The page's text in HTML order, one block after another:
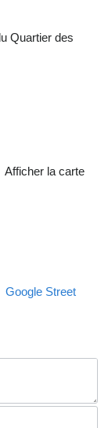
Quartier des
Afficher la carte
Google Street